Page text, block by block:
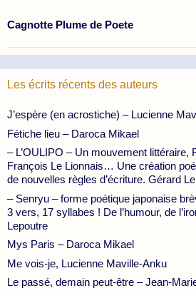
Cagnotte Plume de Poete
Les écrits récents des auteurs
J’espère (en acrostiche) – Lucienne
Fétiche lieu – Daroca Mikael
– L’OULIPO – Un mouvement littéraire,
François Le Lionnais… Une création
de nouvelles règles d’écriture. Gérard
– Senryu – forme poétique japonaise
3 vers, 17 syllabes ! De l’humour, de
Lepoutre
Mys Paris – Daroca Mikael
Me vois-je, Lucienne Maville-Anku
Le passé, demain peut-être – Jean-